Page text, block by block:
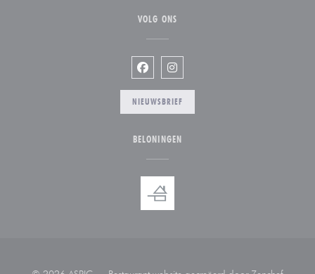
VOLG ONS
Facebook ((opent in een nieuw
Instagram ((opent in een
NIEUWSBRIEF
BELONINGEN